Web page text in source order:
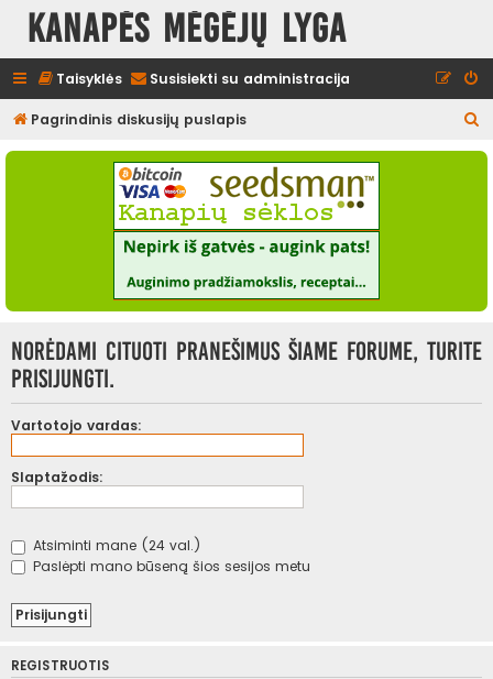
Kanapės mėgėjų lyga
Taisyklės Susisiekti su administracija
Pagrindinis diskusijų puslapis
e
Norėdami cituoti pranešimus šiame forume, turite
prisijungti.
Vartotojo vardas:
Slaptažodis:
Atsiminti mane (24 val.)
Paslėpti mano būseną šios sesijos metu
REGISTRUOTIS